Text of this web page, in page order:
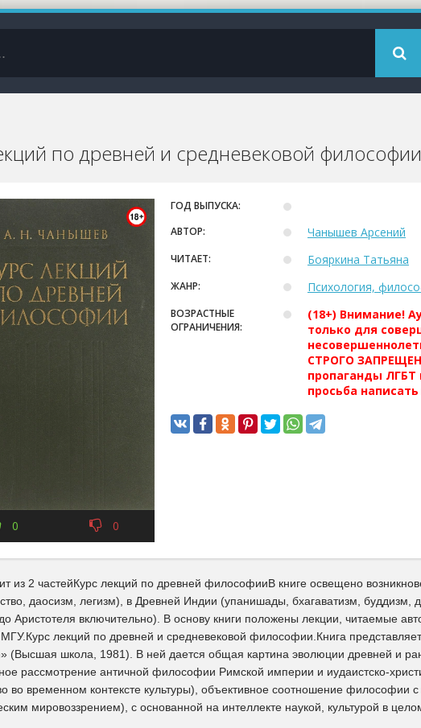
по древней и средневековой
0 0
ГОД ВЫПУСКА:
АВТОР:
Чанышев Арсений
ЧИТАЕТ: Бояркина Татьяна
ЖАНР: Психология,
ВОЗРАСТНЫЕ
ОГРАНИЧЕНИЯ:
(18+) Внимание!
только для
СТРОГО
пропаганды ЛГБТ
просьба
из 2 частейКурс лекций по древней философииВ книге освещено
даосизм, легизм), в Древней Индии (упанишады, бхагаватизм, буддизм,
Аристотеля включительно). В основу книги положены лекции, читаемые
лекций по древней и средневековой философии.Книга
(Высшая школа, 1981). В ней дается общая картина эволюции древней и
рассмотрение античной философии Римской империи и иудаистско-
во временном контексте культуры), объективное соотношение философии
мировоззрением), с основанной на интеллекте наукой, культурой в